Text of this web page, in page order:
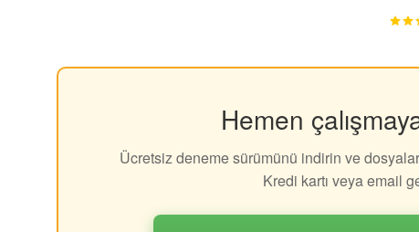
Hemen
Ücretsiz deneme sürümünü indirin ve
Kredi kartı veya email